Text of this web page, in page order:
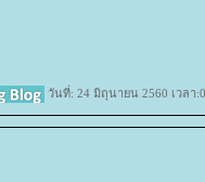
วันที่: 24 มิถุนายน 2560 เวลา